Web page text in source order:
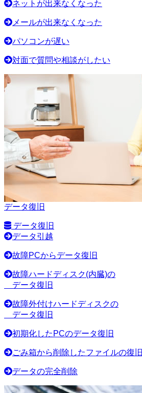
ネットが出来なくなった
メールが出来なくなった
パソコンが遅い
対面で質問や相談がしたい
データ復旧
データ復旧
データ引越
故障PCからデータ復旧
故障ハードディスク(内臓)の
データ復旧
故障外付けハードディスクの
データ復旧
初期化したPCのデータ復旧
ごみ箱から削除したファイルの復旧
データの完全削除